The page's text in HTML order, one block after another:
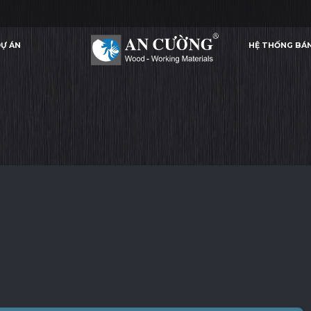
ÁN HỆ THỐNG
LAMINATE
ATLANTIC ATLANTIC ATLANTIC ATLANTIC